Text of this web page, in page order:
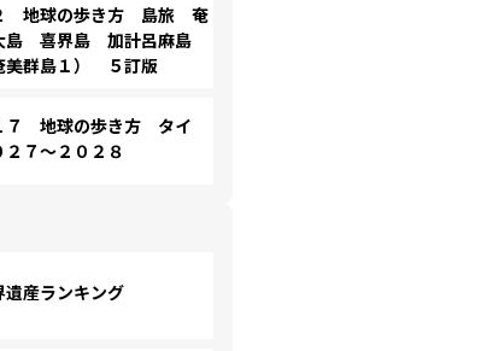
地球の歩き方 島旅 奄
島 喜界島 加計呂麻島
美群島１） ５訂版
７ 地球の歩き方 タイ
２７～２０２８
遺産ランキング